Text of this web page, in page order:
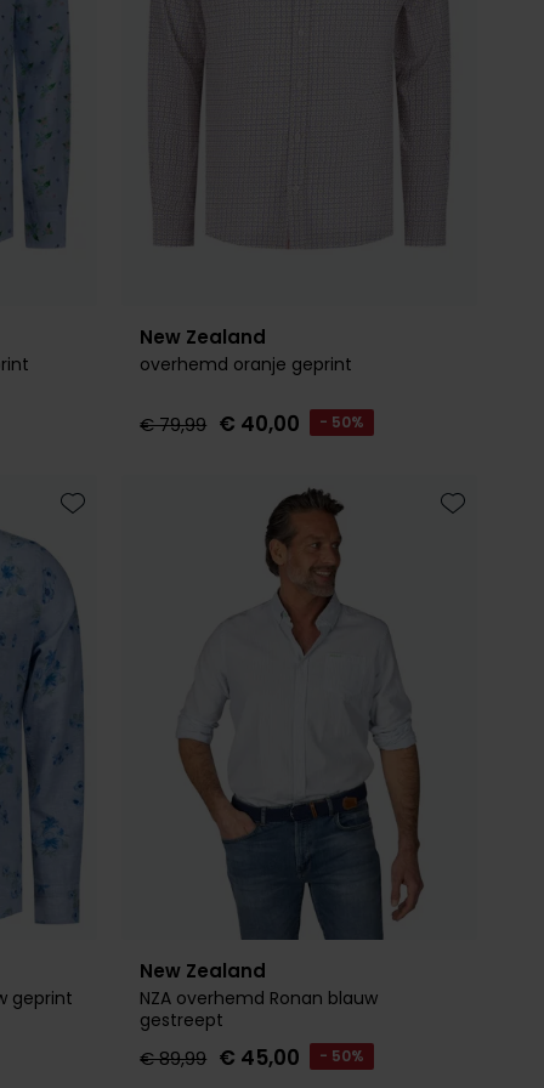
New Zealand
overhemd oranje geprint
€ 79,99 € 40,00 - 50%
geprint
Toevoegen aan favorieten
New Zealand
NZA overhemd Ronan blauw
gestreept
€ 89,99 € 45,00 - 50%